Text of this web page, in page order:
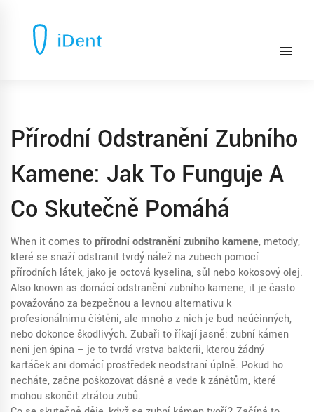
Přírodní Odstranění Zubního
Kamene: Jak To Funguje A
Co Skutečně Pomáhá
When it comes topřírodní odstranění zubního kamene, metody,
které se snaží odstranit tvrdý nálež na zubech pomocí
přírodních látek, jako je octová kyselina, sůl nebo kokosový olej.
Also known as domácí odstranění zubního kamene, it je často
považováno za bezpečnou a levnou alternativu k
profesionálnímu čištění, ale mnoho z nich je buď neúčinných,
nebo dokonce škodlivých. Zubaři to říkají jasně: zubní kámen
není jen špína – je to tvrdá vrstva bakterií, kterou žádný
kartáček ani domácí prostředek neodstraní úplně. Pokud ho
necháte, začne poškozovat dásně a vede k zánětům, které
mohou skončit ztrátou zubů.